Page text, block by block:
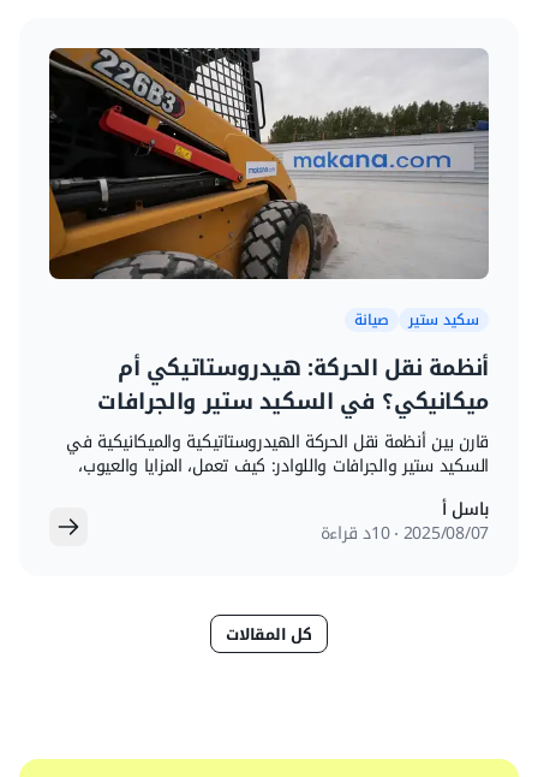
سكيد ستير صيانة
أنظمة نقل الحركة: هيدروستاتيكي أم
ميكانيكي؟ في السكيد ستير والجرافات
واللوادر
قارن بين أنظمة نقل الحركة الهيدروستاتيكية والميكانيكية في
السكيد ستير والجرافات واللوادر: كيف تعمل، المزايا والعيوب،
وأيها يناسب عملك.
باسل أ
07‏/08‏/2025 10د قراءة
كل المقالات